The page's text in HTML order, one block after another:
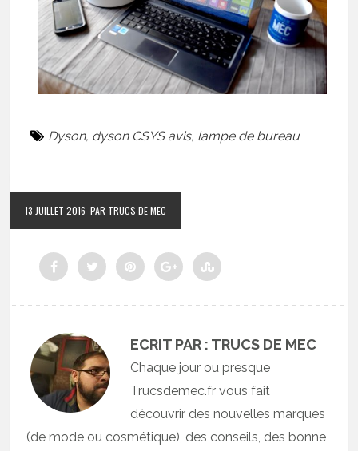
Dyson, dyson CSYS avis, lampe de bureau
13 JUILLET 2016 PAR TRUCS DE MEC
ECRIT PAR : TRUCS DE MEC
Chaque jour ou presque
Trucsdemec.fr vous fait
découvrir des nouvelles marques
(de mode ou cosmétique), des conseils, des bonne